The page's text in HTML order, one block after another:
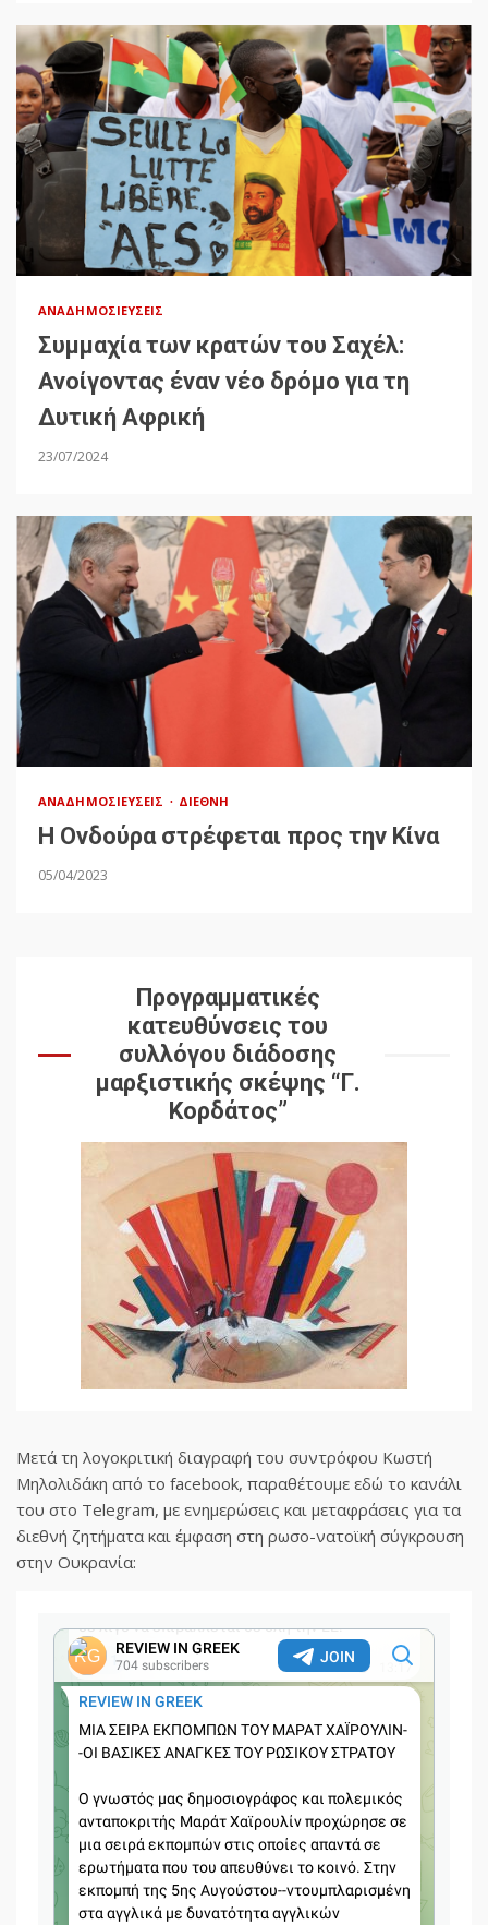
ΑΝΑΔΗΜΟΣΙΕΎΣΕΙΣ
Συμμαχία των κρατών του Σαχέλ:
Ανοίγοντας έναν νέο δρόμο για τη
Δυτική Αφρική
23/07/2024
ΑΝΑΔΗΜΟΣΙΕΎΣΕΙΣ ΔΙΕΘΝΉ
Η Ονδούρα στρέφεται προς την Κίνα
05/04/2023
Προγραμματικές
κατευθύνσεις του
συλλόγου διάδοσης
μαρξιστικής σκέψης “Γ.
Κορδάτος”
Μετά τη λογοκριτική διαγραφή του συντρόφου Κωστή
Μηλολιδάκη από το facebook, παραθέτουμε εδώ το κανάλι
του στο Telegram, με ενημερώσεις και μεταφράσεις για τα
διεθνή ζητήματα και έμφαση στη ρωσο-νατοϊκή σύγκρουση
στην Ουκρανία: